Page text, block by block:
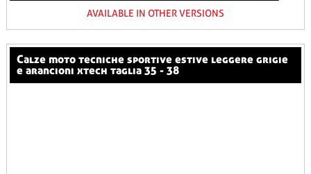
AVAILABLE IN OTHER VERSIONS
calze moto tecniche sportive estive leggere grigie
e arancioni xtech taglia 35 - 38